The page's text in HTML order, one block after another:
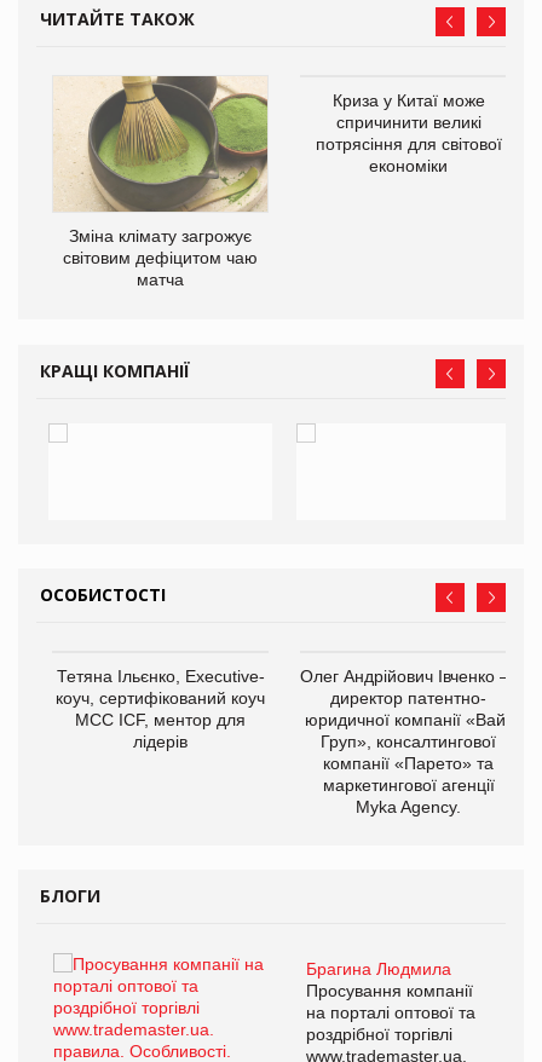
ЧИТАЙТЕ ТАКОЖ
Зміна клімату загрожує
світовим дефіцитом чаю
матча
Криза у Китаї може
спричинити великі
потрясіння для світової
економіки
КРАЩІ КОМПАНІЇ
ОСОБИСТОСТІ
Тетяна Ільєнко, Executive-
коуч, сертифікований коуч
МСС ICF, ментор для
лідерів
Олег Андрійович Івченко —
директор патентно-
юридичної компанії «Вайз
Груп», консалтингової
компанії «Парето» та
маркетингової агенції
Myka Agency.
БЛОГИ
Брагина Людмила
Просування компанії
на порталі оптової та
роздрібної торгівлі
www.trademaster.ua.